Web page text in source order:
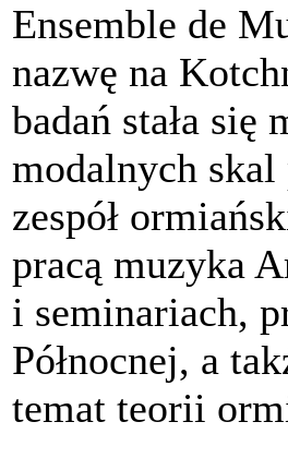
Ensemble de
nazwę na
badań stała się
modalnych
zespół
pracą muzyka
i seminariach,
Północnej, a
temat teorii